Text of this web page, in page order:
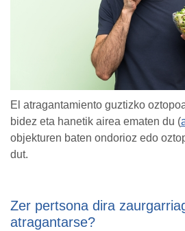
El atragantamiento guztizko
bidez eta hanetik airea ematen du (
objekturen baten ondorioz edo
dut.
Zer pertsona dira
atragantarse?